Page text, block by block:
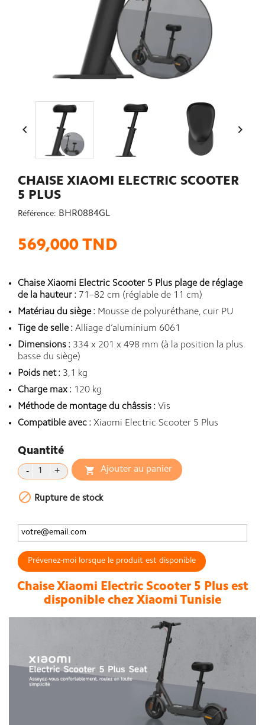
 
CHAISE XIAOMI ELECTRIC SCOOTER
5 PLUS
Référence: BHR0884GL
569,000 TND
Chaise Xiaomi Electric Scooter 5 Plus plage de réglage
de la hauteur : 71–82 cm (réglable de 11 cm)
Matériau du siège : Mousse de polyuréthane, cuir PU
Tige de selle : Alliage d’aluminium 6061
Dimensions : 334 x 201 x 498 mm (à la position la plus
basse du siège)
Poids net : 3,1 kg
Charge max : 120 kg
Méthode de montage du châssis : Vis
Compatible avec : Xiaomi Electric Scooter 5 Plus
Quantité
 Ajouter au panier
 Rupture de stock
Prévenez-moi lorsque le produit est disponible
Chaise Xiaomi Electric Scooter 5 Plus est
disponible chez Xiaomi Tunisie